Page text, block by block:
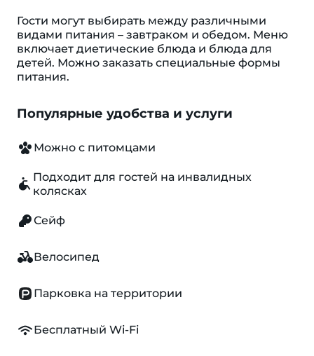
Гости могут выбирать между различными
видами питания – завтраком и обедом. Меню
включает диетические блюда и блюда для
детей. Можно заказать специальные формы
питания.
Популярные удобства и услуги
Можно с питомцами
Подходит для гостей на инвалидных
колясках
Сейф
Велосипед
Парковка на территории
Бесплатный Wi-Fi